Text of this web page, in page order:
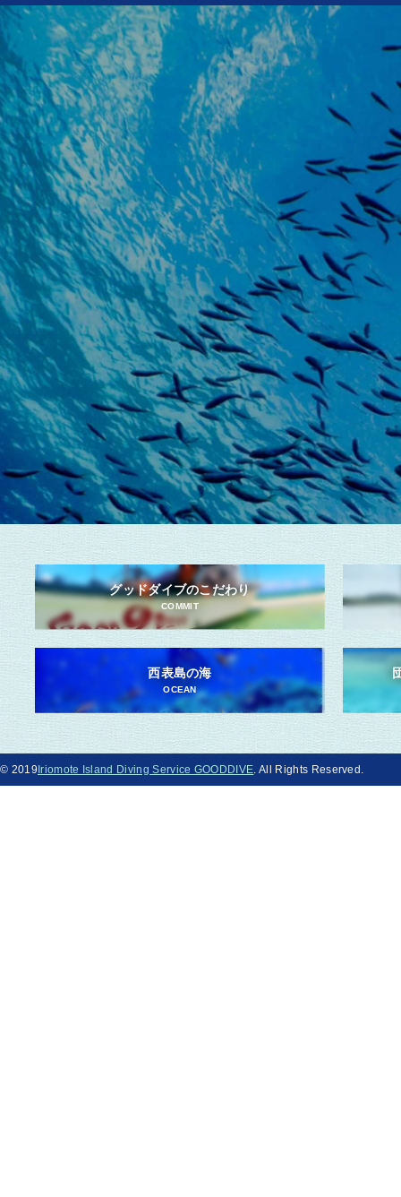
グッドダイブのこだわり
COMMIT
西表島の海
OCEAN
© 2019Iriomote Island Diving Service GOODDIVE . All Rights Reserved.